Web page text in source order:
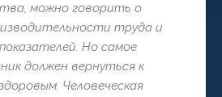
можно говорить о
труда и
Но самое
должен вернуться к
Человеческая